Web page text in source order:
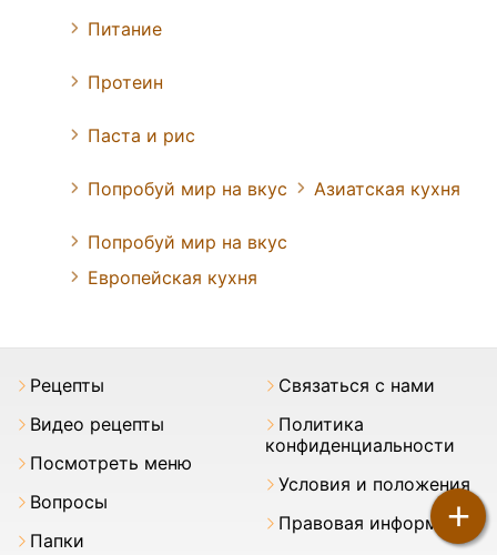
+
Питание
Протеин
Паста и рис
Попробуй мир на вкус Азиатская кухня
Попробуй мир на вкус
Европейская кухня
Pецепты
Видео рецепты
Посмотреть меню
Вопросы
Папки
Связаться с нами
Политика
конфиденциальности
Условия и положения
Правовая информация